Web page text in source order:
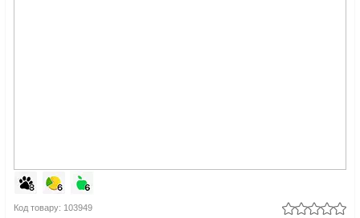
Код товару: 103949